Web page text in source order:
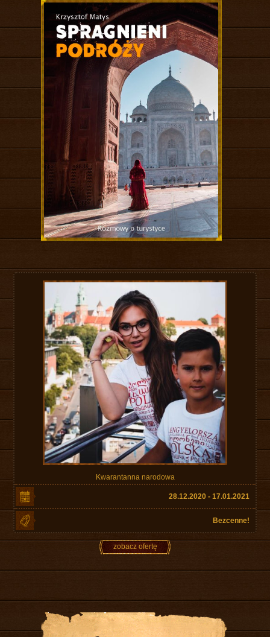
Kwarantanna narodowa
28.12.2020 - 17.01.2021
Bezcenne!
zobacz ofertę